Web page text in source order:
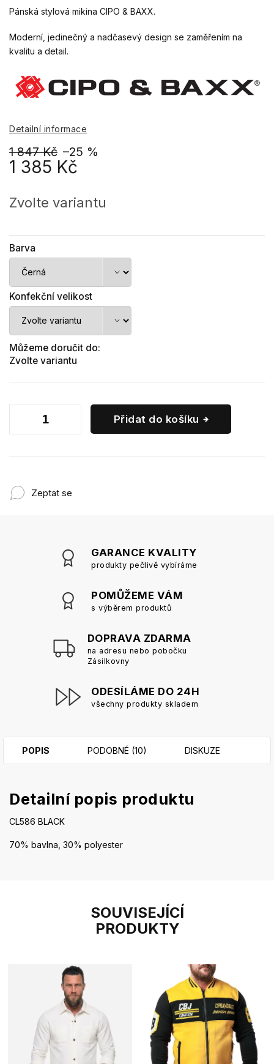
1 847 Kč –25 %
1 385 Kč
cena:
Zvolte variantu
Barva
Konfekční velikost
Můžeme doručit do:
Zvolte variantu
Přidat do košíku
Pánská stylová mikina CIPO & BAXX.
Moderní, jedinečný a nadčasevý design se zaměřením na
kvalitu a detail.
Detailní informace
Zeptat se
GARANCE KVALITY
produkty pečlivě vybíráme
POMŮŽEME VÁM
s výběrem produktů
DOPRAVA ZDARMA
na adresu nebo pobočku
Zásilkovny
ODESÍLÁME DO 24H
všechny produkty skladem
SOUVISEJÍCÍ
PRODUKTY
POPIS PODOBNÉ (10) DISKUZE
Detailní popis produktu
CL586 BLACK
70% bavlna, 30% polyester